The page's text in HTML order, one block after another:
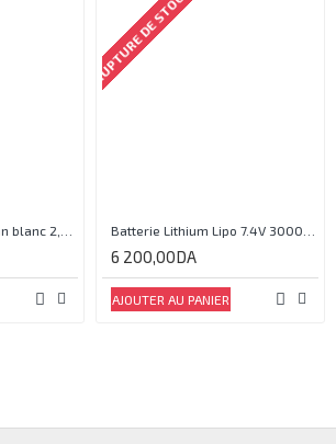
RUPTURE DE STOCK
6 200,00DA
AJOUTER AU PANIER